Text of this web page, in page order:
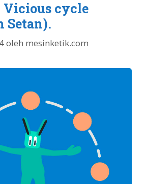
Vicious cycle
Setan).
oleh mesinketik.com